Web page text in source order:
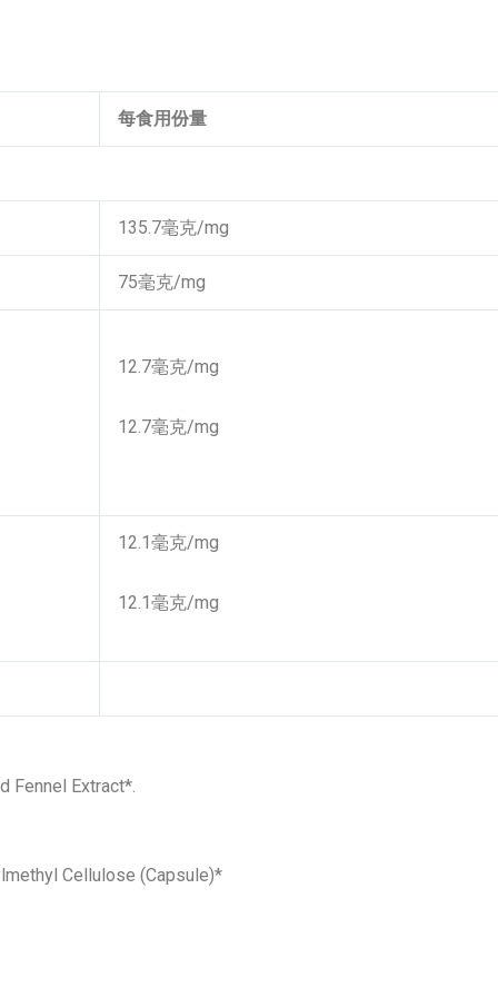
每食用份量
135.7毫克/mg
75毫克/mg
12.7毫克/mg
12.7毫克/mg
12.1毫克/mg
12.1毫克/mg
Fennel Extract*.
Cellulose (Capsule)*